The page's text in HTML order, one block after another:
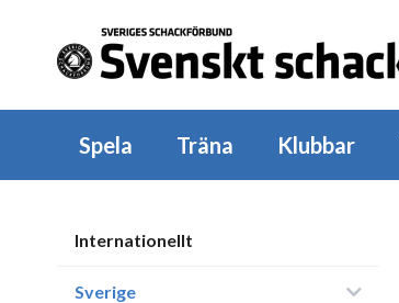
Spela Träna Klubbar
Internationellt
Sverige